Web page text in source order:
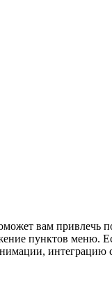
вам привлечь
пунктов меню.
интеграцию